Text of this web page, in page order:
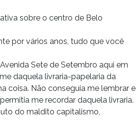
sobre o centro de Belo
por vários anos, tudo que você
Sete de Setembro aqui em
daquela livraria-papelaria da
coisa. Não conseguia me lembrar e
me recordar daquela livraria.
do maldito capitalismo,